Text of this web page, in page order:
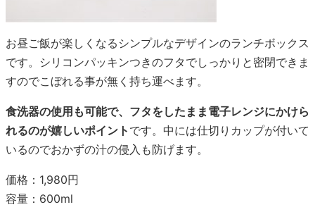
お昼ご飯が楽しくなるシンプルなデザインのランチボックス
です。シリコンパッキンつきのフタでしっかりと密閉できま
すのでこぼれる事が無く持ち運べます。
食洗器の使用も可能で、フタをしたまま電子レンジにかけら
れるのが嬉しいポイント です。中には仕切りカップが付いて
いるのでおかずの汁の侵入も防げます。
価格：1,980円
容量：600ml